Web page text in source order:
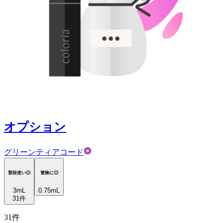
オプション
グリーンティアコード
普段使い◎
3mL
31件
冒険に◎
0.75mL
31件